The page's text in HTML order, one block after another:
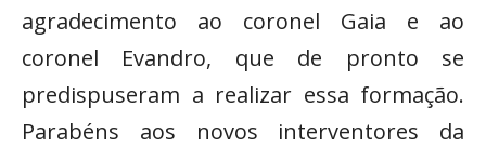
agradecimento ao coronel Gaia e ao
coronel Evandro, que de pronto se
predispuseram a realizar essa formação.
Parabéns aos novos interventores da